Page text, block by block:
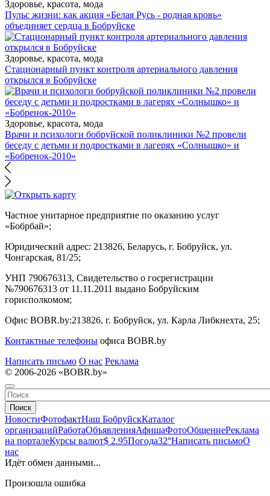
Здоровье, красота, мода
Пульс жизни: как акция «Белая Русь - родная кровь»
объединяет сердца в Бобруйске
Здоровье, красота, мода
Стационарный пункт контроля артериального давления
открылся в Бобруйске
Здоровье, красота, мода
Врачи и психологи бобруйской поликлиники №2 провели
беседу с детьми и подростками в лагерях «Солнышко» и
«Бобренок-2010»
Частное унитарное предприятие по оказанию услуг
«Бобрбай»;
Юридический адрес: 213826, Беларусь, г. Бобруйск, ул.
Чонгарская, 81/25;
УНП 790676313, Свидетельство о госрегистрации
№790676313 от 11.11.2011 выдано Бобруйским
горисполкомом;
Офис BOBR.by:213826, г. Бобруйск, ул. Карла Либкнехта, 25;
Контактные телефоны офиса BOBR.by
Написать письмо О нас Реклама
© 2006-2026 «BOBR.by»
Поиск
НовостиФотофактНаш БобруйскКаталог
организацийРаботаОбъявленияАфишаФотоОбщениеРеклама
на порталеКурсы валют$ 2.95Погода32°Написать письмоО
нас
Идёт обмен данными...
Произошла ошибка